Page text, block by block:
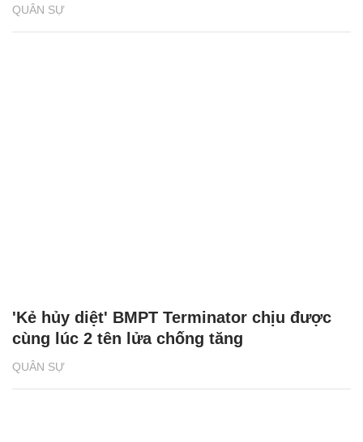
QUÂN SỰ
QUÂN SỰ
'Kẻ hủy diệt' BMPT Terminator chịu được
cùng lúc 2 tên lửa chống tăng